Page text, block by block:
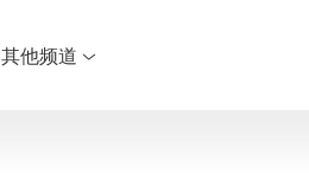
其他频道